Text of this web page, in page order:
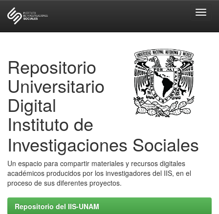
Repositorio
Universitario
Digital
Instituto de
Investigaciones Sociales
Un espacio para compartir materiales y recursos digitales
académicos producidos por los investigadores del IIS, en el
proceso de sus diferentes proyectos.
Repositorio del IIS-UNAM